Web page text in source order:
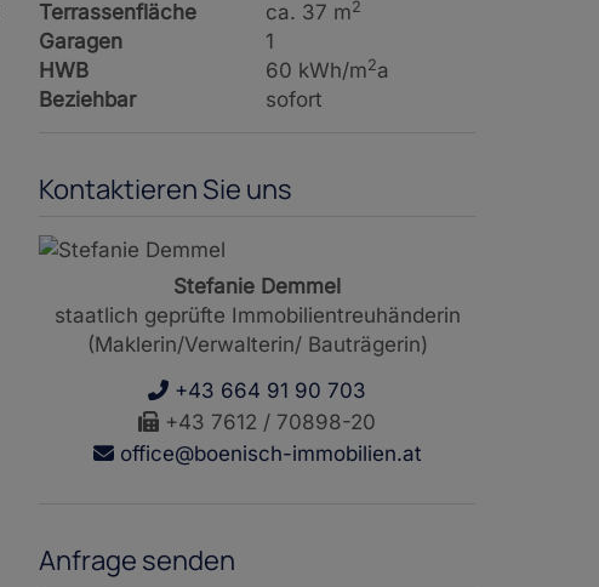
Terrassenfläche ca. 37 m2
Garagen
1
HWB
60 kWh/m2a
Beziehbar
sofort
Kontaktieren Sie uns
Stefanie Demmel
staatlich geprüfte Immobilientreuhänderin
(Maklerin/Verwalterin/ Bauträgerin)
+43 664 91 90 703
+43 7612 / 70898-20
office@boenisch-immobilien.at
Anfrage senden